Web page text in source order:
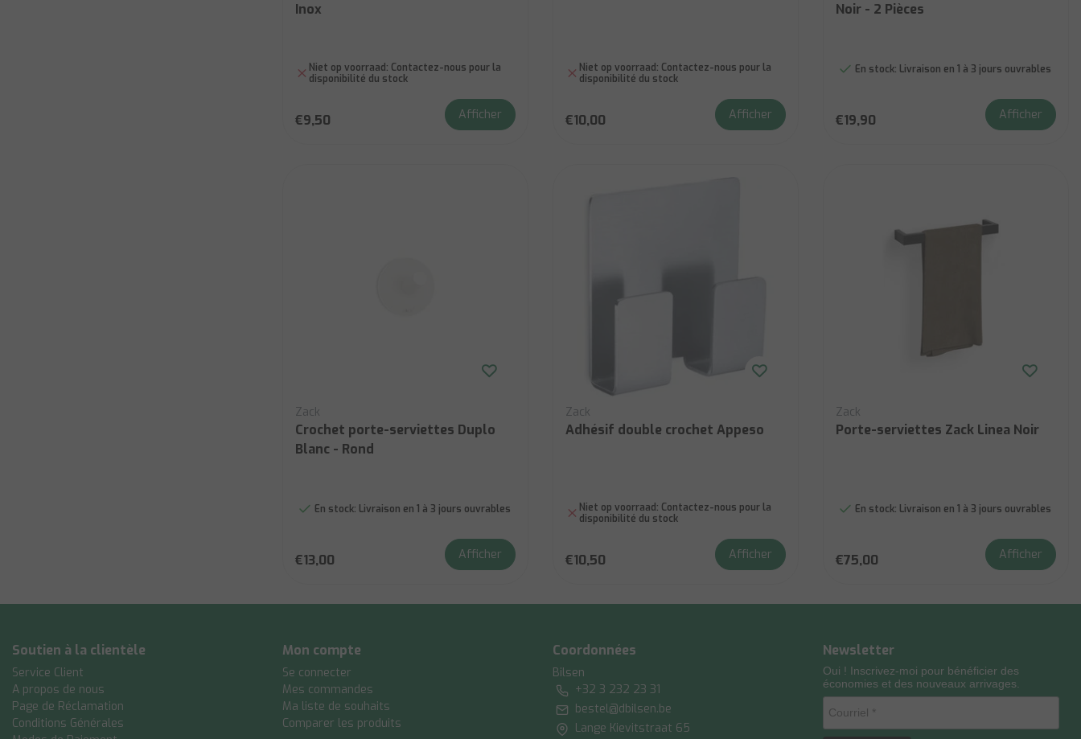
Inox
Niet op voorraad: Contactez-nous pour la
disponibilité du stock
€9,50 Afficher
Niet op voorraad: Contactez-nous pour la
disponibilité du stock
€10,00 Afficher
Noir - 2 Pièces
En stock: Livraison en 1 à 3 jours ouvrables
€19,90 Afficher
Zack
Crochet porte-serviettes Duplo
Blanc - Rond
En stock: Livraison en 1 à 3 jours ouvrables
€13,00 Afficher
Zack
Adhésif double crochet Appeso
Niet op voorraad: Contactez-nous pour la
disponibilité du stock
€10,50 Afficher
Zack
Porte-serviettes Zack Linea Noir
En stock: Livraison en 1 à 3 jours ouvrables
€75,00 Afficher
Soutien à la clientèle
Service Client
A propos de nous
Page de Réclamation
Conditions Générales
Mon compte
Se connecter
Mes commandes
Ma liste de souhaits
Comparer les produits
Coordonnées
Bilsen
+32 3 232 23 31
bestel@dbilsen.be
Lange Kievitstraat 65
Newsletter
Oui ! Inscrivez-moi pour bénéficier des
économies et des nouveaux arrivages.